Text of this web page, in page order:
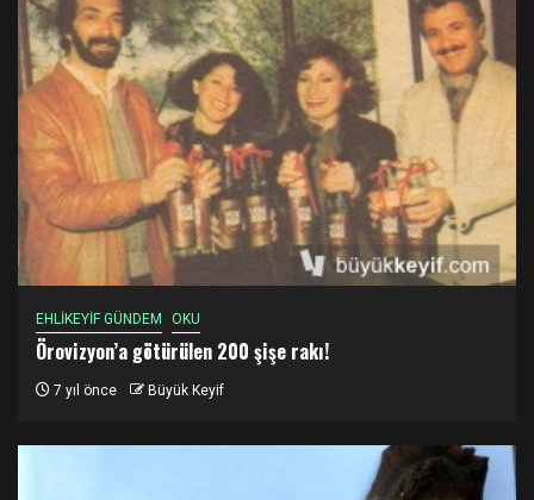
EHLİKEYİF GÜNDEM OKU
Örovizyon’a götürülen 200 şişe rakı!
7 yıl önce Büyük Keyif